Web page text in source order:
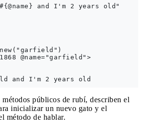
and I'm 2 years old"
@name="garfield">
métodos públicos de rubí, describen el
inicializar un nuevo gato y el
método de hablar.